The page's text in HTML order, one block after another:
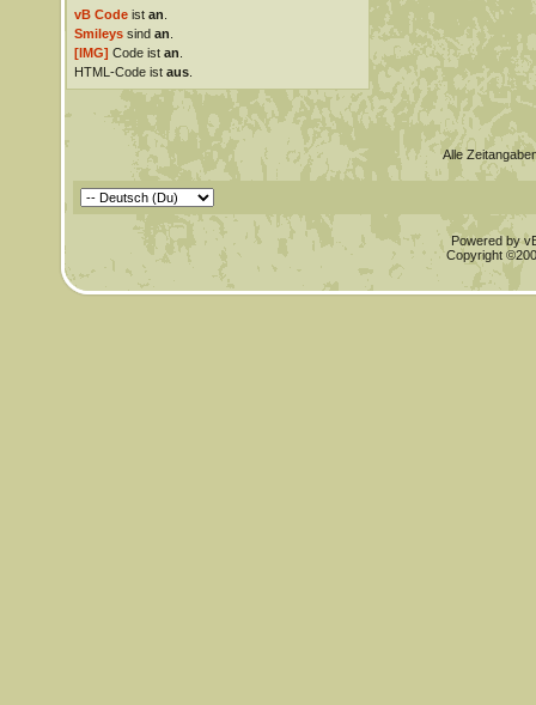
vB Codeist an
Smileyssind an
[IMG] Code ist an
HTML-Code ist aus.
Alle
Powered by
Copyright